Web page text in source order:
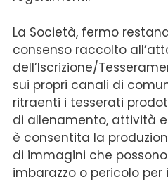
La Società, fermo
consenso raccolto
dell’Iscrizione/
sui propri canali di
ritraenti i tesserati
di allenamento, attività
è consentita la
di immagini che
imbarazzo o pericolo per